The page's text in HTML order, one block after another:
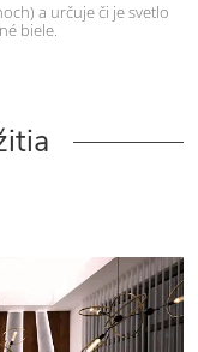
a určuje či je svetlo
biele.